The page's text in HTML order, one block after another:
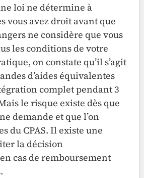
loi ne détermine à
vous avez droit avant que
ne considère que vous
les conditions de votre
on constate qu’il s’agit
d’aides équivalentes
complet pendant 3
le risque existe dès que
demande et que l’on
du CPAS. Il existe une
la décision
cas de remboursement